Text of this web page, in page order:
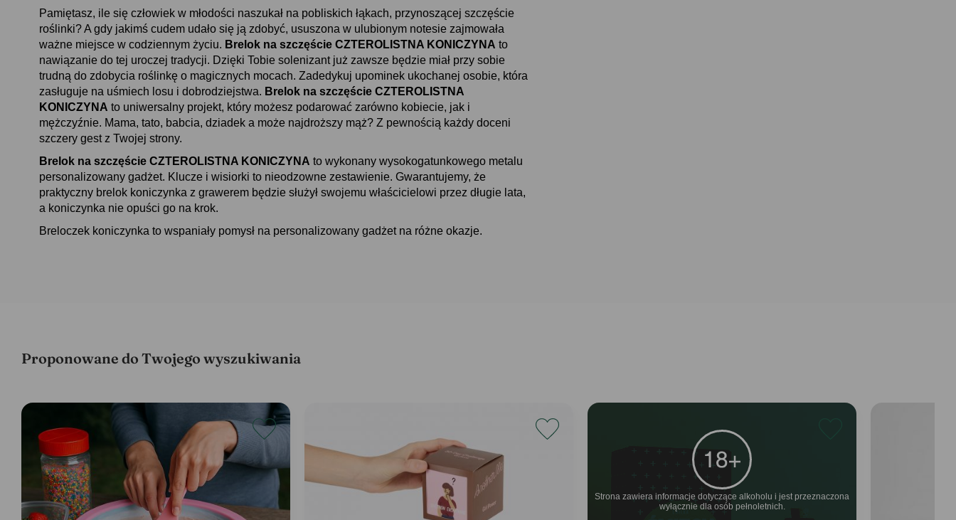
Pamiętasz, ile się człowiek w młodości naszukał na pobliskich łąkach, przynoszącej szczęście
roślinki? A gdy jakimś cudem udało się ją zdobyć, ususzona w ulubionym notesie zajmowała
ważne miejsce w codziennym życiu. Brelok na szczęście CZTEROLISTNA KONICZYNA to
nawiązanie do tej uroczej tradycji. Dzięki Tobie solenizant już zawsze będzie miał przy sobie
trudną do zdobycia roślinkę o magicznych mocach. Zadedykuj upominek ukochanej osobie, która
zasługuje na uśmiech losu i dobrodziejstwa. Brelok na szczęście CZTEROLISTNA
KONICZYNA to uniwersalny projekt, który możesz podarować zarówno kobiecie, jak i
mężczyźnie. Mama, tato, babcia, dziadek a może najdroższy mąż? Z pewnością każdy doceni
szczery gest z Twojej strony.
Brelok na szczęście CZTEROLISTNA KONICZYNA to wykonany wysokogatunkowego metalu
personalizowany gadżet. Klucze i wisiorki to nieodzowne zestawienie. Gwarantujemy, że
praktyczny brelok koniczynka z grawerem będzie służył swojemu właścicielowi przez długie lata,
a koniczynka nie opuści go na krok.
Breloczek koniczynka to wspaniały pomysł na personalizowany gadżet na różne okazje.
Proponowane do Twojego wyszukiwania
Strona zawiera informacje dotyczące alkoholu i jest przeznaczona
wyłącznie dla osób pełnoletnich.